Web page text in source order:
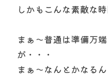
しかもこんな素敵な
まぁ～普通は準備万
が・・・
まぁ～なんとかなる